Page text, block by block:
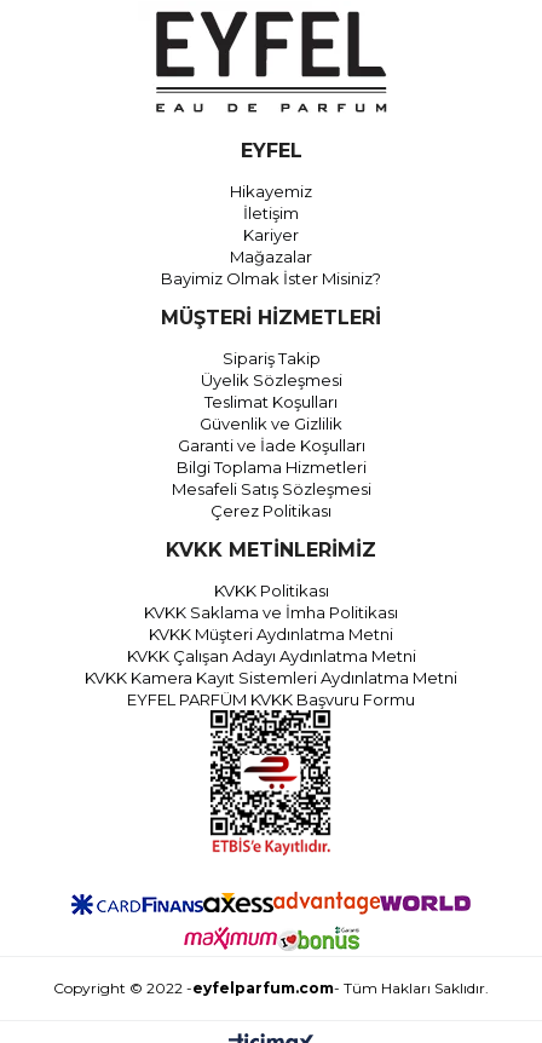
EYFEL
Hikayemiz
İletişim
Kariyer
Mağazalar
Bayimiz Olmak İster Misiniz?
MÜŞTERİ HİZMETLERİ
Sipariş Takip
Üyelik Sözleşmesi
Teslimat Koşulları
Güvenlik ve Gizlilik
Garanti ve İade Koşulları
Bilgi Toplama Hizmetleri
Mesafeli Satış Sözleşmesi
Çerez Politikası
KVKK METİNLERİMİZ
KVKK Politikası
KVKK Saklama ve İmha Politikası
KVKK Müşteri Aydınlatma Metni
KVKK Çalışan Adayı Aydınlatma Metni
KVKK Kamera Kayıt Sistemleri Aydınlatma Metni
EYFEL PARFÜM KVKK Başvuru Formu
Copyright © 2022 -eyfelparfum.com- Tüm Hakları Saklıdır.